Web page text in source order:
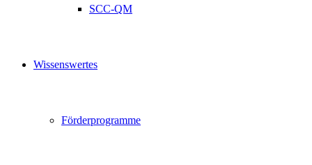
SCC-QM
Wissenswertes
Förderprogramme